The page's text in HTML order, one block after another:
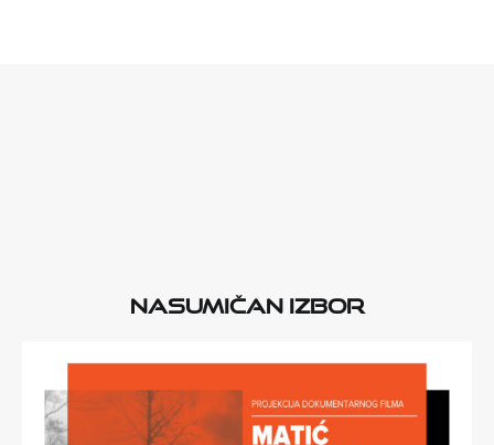
Nasumičan izbor